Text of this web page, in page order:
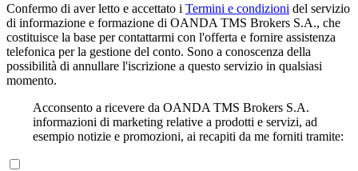
Confermo di aver letto e accettato i Termini e condizioni del servizio
di informazione e formazione di OANDA TMS Brokers S.A., che
costituisce la base per contattarmi con l'offerta e fornire assistenza
telefonica per la gestione del conto. Sono a conoscenza della
possibilità di annullare l'iscrizione a questo servizio in qualsiasi
momento.
Acconsento a ricevere da OANDA TMS Brokers S.A.
informazioni di marketing relative a prodotti e servizi, ad
esempio notizie e promozioni, ai recapiti da me forniti tramite: